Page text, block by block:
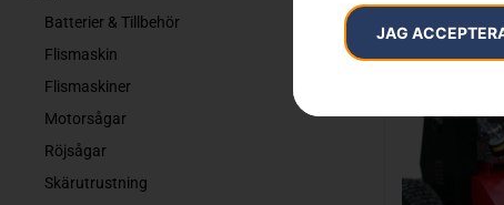
JAG
Batterier & Tillbehör
Flismaskin
Flismaskiner
Motorsågar
Röjsågar
Skärutrustning